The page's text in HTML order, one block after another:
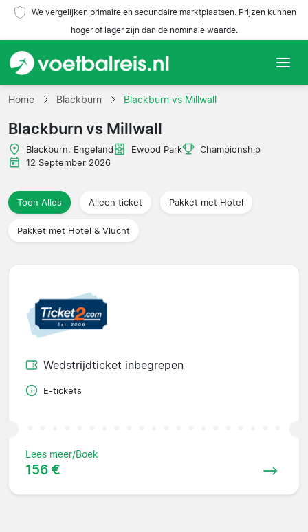
We vergelijken primaire en secundaire marktplaatsen. Prijzen kunnen
hoger of lager zijn dan de nominale waarde.
Home
Teams
Competities
Reisorganisaties
Home Blackburn Blackburn vs Millwall
Blackburn vs Millwall
Blackburn, Engeland Ewood Park
Championship
12 September 2026
Toon Alles Alleen ticket Pakket met Hotel
Pakket met Hotel & Vlucht
Wedstrijdticket inbegrepen
E-tickets
Lees meer/Boek
156 €